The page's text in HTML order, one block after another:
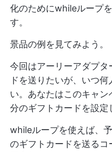
化のためにwhileループ
す。
景品の例を見てみよう。
今回はアーリーアダプ
ドを送りたいが、いつ
い。あなたはこのキャ
分のギフトカードを設定
whileループを使えば、
のギフトカードを送る